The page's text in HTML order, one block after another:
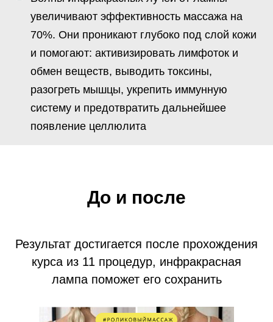
увеличивают эффективность массажа на
70%. Они проникают глубоко под слой кожи
и помогают: активизировать лимфоток и
обмен веществ, выводить токсины,
разогреть мышцы, укрепить иммунную
систему и предотвратить дальнейшее
появление целлюлита
До и после
Результат достигается после прохождения
курса из 11 процедур, инфракрасная
лампа поможет его сохранить